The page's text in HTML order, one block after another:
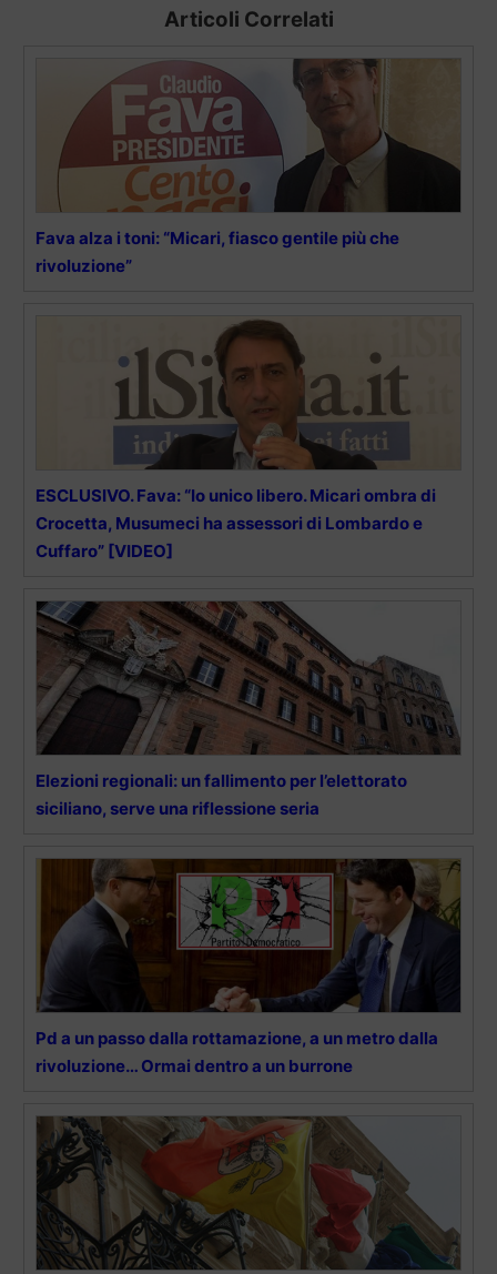
Articoli Correlati
Fava alza i toni: “Micari, fiasco gentile più che
rivoluzione”
ESCLUSIVO. Fava: “Io unico libero. Micari ombra di
Crocetta, Musumeci ha assessori di Lombardo e
Cuffaro” [VIDEO]
Elezioni regionali: un fallimento per l’elettorato
siciliano, serve una riflessione seria
Pd a un passo dalla rottamazione, a un metro dalla
rivoluzione… Ormai dentro a un burrone